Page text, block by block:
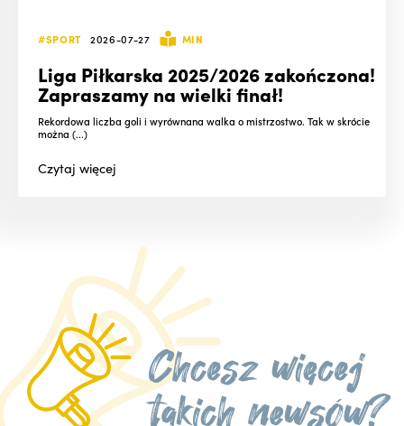
#SPORT 2026-07-27 MIN
Liga Piłkarska 2025/2026 zakończona!
Zapraszamy na wielki finał!
Rekordowa liczba goli i wyrównana walka o mistrzostwo. Tak w skrócie
można (...)
Czytajwięcej